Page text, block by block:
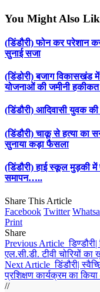
You Might Also
(डिंडौरी) फोन कर परेशान
सुनाई सजा
(डिंडोरी) बजाग विकासखंड
योजनाओं की जमीनी हकीकत
(डिंडौरी) आदिवासी युवक की
(डिंडौरी) चाकू से हत्या का
सुनाया कड़ा फैसला
(डिंडौरी) हाई स्कूल मुड़की
समापन…..
Share This Article
Facebook Twitter
Print
Share
Previous Article
एल.सी.डी. टीवी चोरियों
Next Article डिंडौरी|
प्रशिक्षण कार्यक्रम का
//